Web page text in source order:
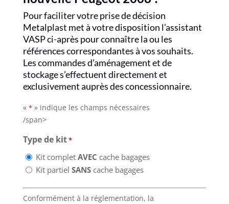
Pour faciliter votre prise de décision
Metalplast met à votre disposition l’assistant
VASP ci-après pour connaître la ou les
références correspondantes à vos souhaits.
Les commandes d’aménagement et de
stockage s’effectuent directement et
exclusivement auprès des concessionnaire.
« *» indique les champs nécessaires
/span>
Type de kit*
Kit complet AVEC cache bagages
Kit partiel SANScache bagages
Conformément à la réglementation, la